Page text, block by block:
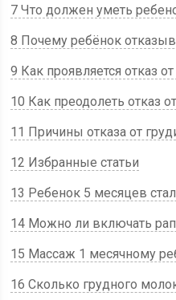
7 Что должен уметь
8 Почему ребёнок
9 Как проявляется отказ от
10 Как преодолеть отказ
11 Причины отказа от
12 Избранные статьи
13 Ребенок 5 месяцев
14 Можно ли включать
15 Массаж 1 месячному
16 Сколько грудного